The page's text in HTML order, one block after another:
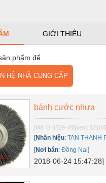
GIỚI THIỆU
phẩm để
NHÀ CUNG CẤP
bánh cước nhựa
[Mã: G-1729-49][xem: 12104]
[Nhãn hiệu:TAN THANH
[Nơi bán:Đồng Nai]
2018-06-24 15:47:28]